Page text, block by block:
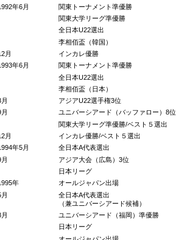
年6月
関東トーナメント準優勝
関東大学リーグ準優勝
全日本U22選出
李相佰盃（韓国）
月
インカレ優勝
年6月
関東トーナメント準優勝
全日本U22選出
李相佰盃（日本）
アジアU22選手権3位
ユニバーシアード（バッファロー）8位
関東大学リーグ準優勝/ベスト５選出
月
インカレ優勝/ベスト５選出
年5月
全日本A代表選出
アジア大会（広島）3位
日本リーグ
年
オールジャパン出場
全日本A代表選出
（兼ユニバーシアード候補）
ユニバーシアード（福岡）準優勝
日本リーグ